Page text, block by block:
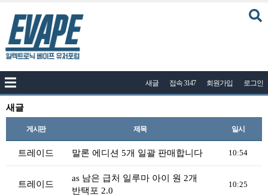
공지사항
나눔이벤트
자유게시판
질문답변
건의게시판
새글 접속 3147 회원가입 로그인
새글
게시판 제목 일시
트레이드 말론 에디션 5개 일괄 판매합니다 10:54
트레이드
as 남은 급처 일루마 아이 원 2개
반택포 2.0
10:25